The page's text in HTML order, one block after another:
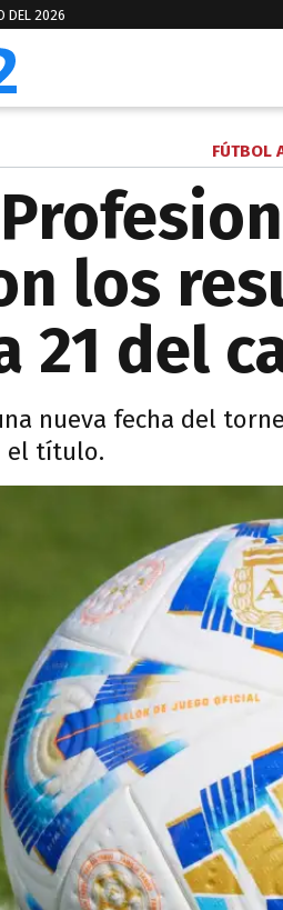
DEL 2026
FÚTBOL
los
21 del
nueva fecha del
el título.